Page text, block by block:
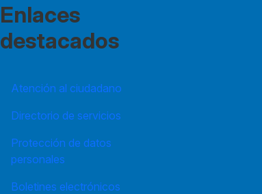
Enlaces
destacados
Atención al ciudadano
Directorio de servicios
Protección de datos
personales
Boletines electrónicos